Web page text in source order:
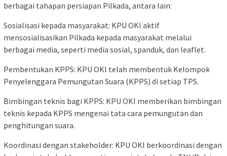
berbagai tahapan persiapan Pilkada, antara lain:
Sosialisasi kepada masyarakat: KPU OKI aktif
mensosialisasikan Pilkada kepada masyarakat melalui
berbagai media, seperti media sosial, spanduk, dan leaflet.
Pembentukan KPPS: KPU OKI telah membentuk Kelompok
Penyelenggara Pemungutan Suara (KPPS) di setiap TPS.
Bimbingan teknis bagi KPPS: KPU OKI memberikan bimbingan
teknis kepada KPPS mengenai tata cara pemungutan dan
penghitungan suara.
Koordinasi dengan stakeholder: KPU OKI berkoordinasi dengan